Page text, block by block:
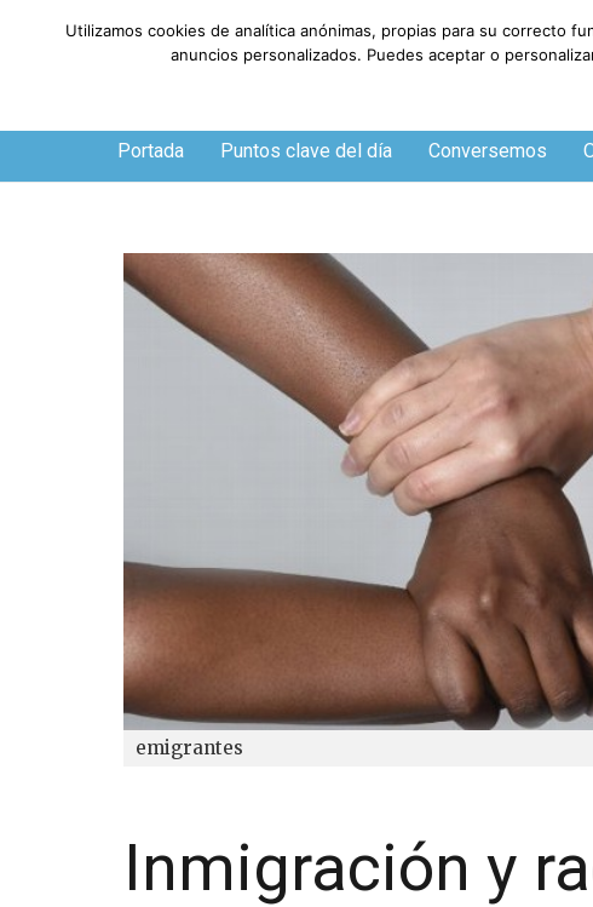
Jueves, 6 de agosto de 2026
Portada Puntos clave del día Conversemos
emigrantes
Inmigración y
Utilizamos cookies de analítica anónimas, propias para su correcto
anuncios personalizados. Puedes aceptar o